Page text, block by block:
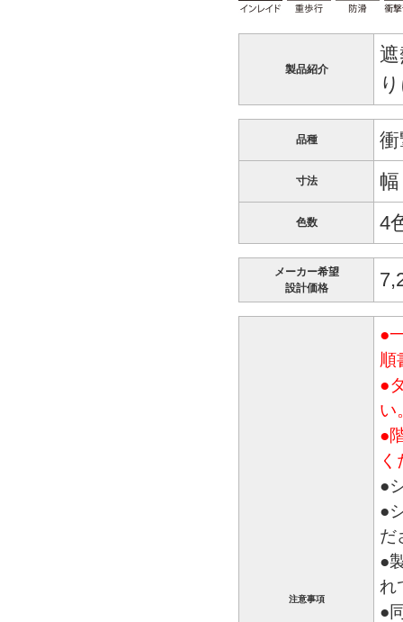
製品紹介
品種
寸法
色数 4
メーカー希望
設計価格
注意事項
●
順
●
い
●
●
●
だ
●
れ
●